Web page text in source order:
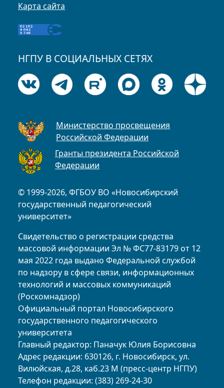
© 1999-2026, ФГБОУ ВО «Новосибирский
государственный педагогический
университет»
Свидетельство о регистрации средства
массовой информации Эл № ФС77-83179 от 12
мая 2022 года выдано Федеральной службой
по надзору в сфере связи, информационных
технологий и массовых коммуникаций
(Роскомнадзор)
Официальный портал Новосибирского
государственного педагогического
университета
Главный редактор: Паначук Юлия Борисовна
Адрес редакции: 630126, г. Новосибирск, ул.
Вилюйская, д.28, каб.23 М (пресс-центр НГПУ)
Телефон редакции: (383) 269-24-30
Карта сайта
НГПУ В СОЦИАЛЬНЫХ СЕТЯХ
Министерство просвещения
Российской Федерации
Гранты президента Российской
Федерации